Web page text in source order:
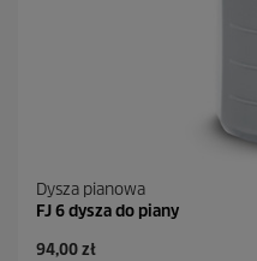
Dysza pianowa
FJ 6 dysza do piany
A
94,00 zł